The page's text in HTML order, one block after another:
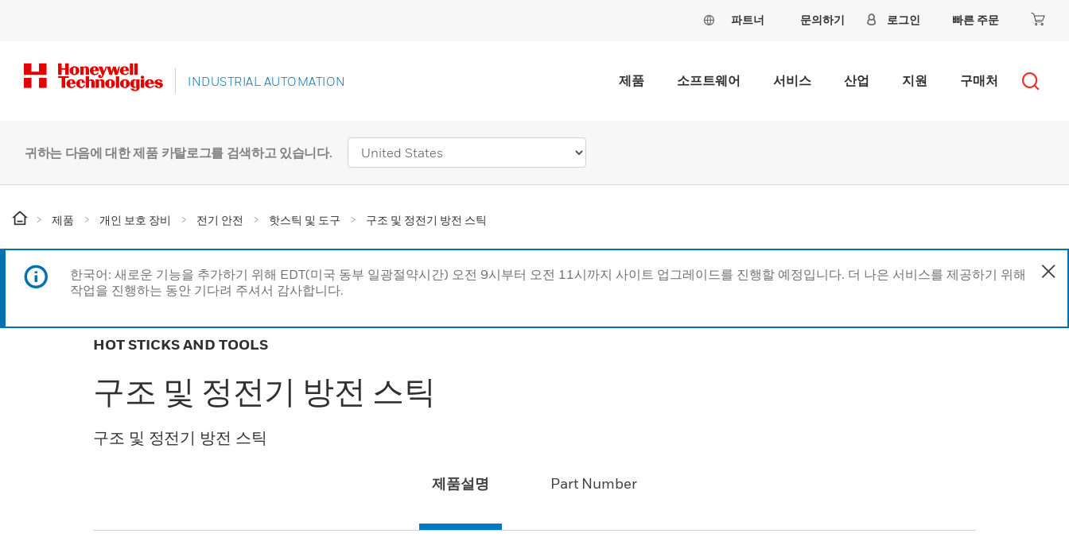
파트너 문의하기 로그인 빠른 주문
INDUSTRIAL AUTOMATION 제품 소프트웨어 서비스 산업 지원 구매처
귀하는 다음에 대한 제품 카탈로그를 검색하고 있습니다.
제품 개인 보호 장비 전기 안전 핫스틱 및 도구 구조 및 정전기 방전 스틱
한국어: 새로운 기능을 추가하기 위해 EDT(미국 동부 일광절약시간) 오전 9시부터 오전 11시까지 사이트 업그레이드를 진행할 예정입니다. 더 나은 서비스를 제공하기 위해
작업을 진행하는 동안 기다려 주셔서 감사합니다.
HOT STICKS AND TOOLS
구조 및 정전기 방전 스틱
구조 및 정전기 방전 스틱
제품설명 Part Number